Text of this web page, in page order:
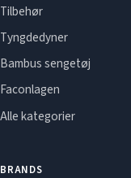
Tilbehør
Tyngdedyner
Bambus sengetøj
Faconlagen
Alle kategorier
BRANDS